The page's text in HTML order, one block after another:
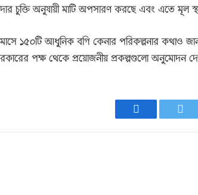
চুক্তি অনুযায়ী মাটি অপসারণ করছে এবং এতে মূল
১৫০টি আধুনিক বগি কেনার পরিকল্পনার কথাও
পক্ষ থেকে প্রয়োজনীয় প্রকল্পগুলো অনুমোদন
Facebook